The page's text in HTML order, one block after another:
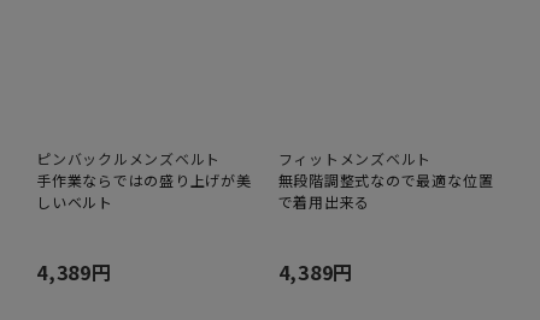
ピンバックルメンズベルト
手作業ならではの盛り上げが美
しいベルト
4,389円
フィットメンズベルト
無段階調整式なので最適な位置
で着用出来る
4,389円